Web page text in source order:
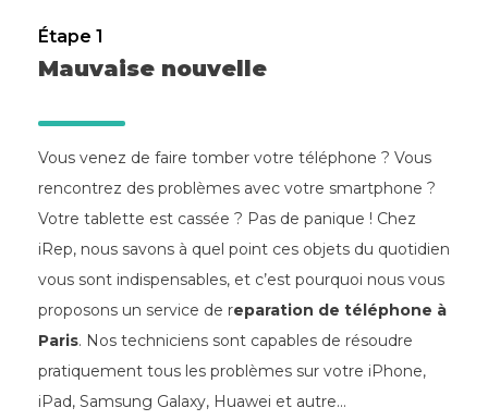
Étape 1
Mauvaise nouvelle
Vous venez de faire tomber votre téléphone ? Vous
rencontrez des problèmes avec votre smartphone ?
Votre tablette est cassée ? Pas de panique ! Chez
iRep, nous savons à quel point ces objets du quotidien
vous sont indispensables, et c’est pourquoi nous vous
proposons un service de reparation de téléphone à
Paris. Nos techniciens sont capables de résoudre
pratiquement tous les problèmes sur votre iPhone,
iPad, Samsung Galaxy, Huawei et autre…